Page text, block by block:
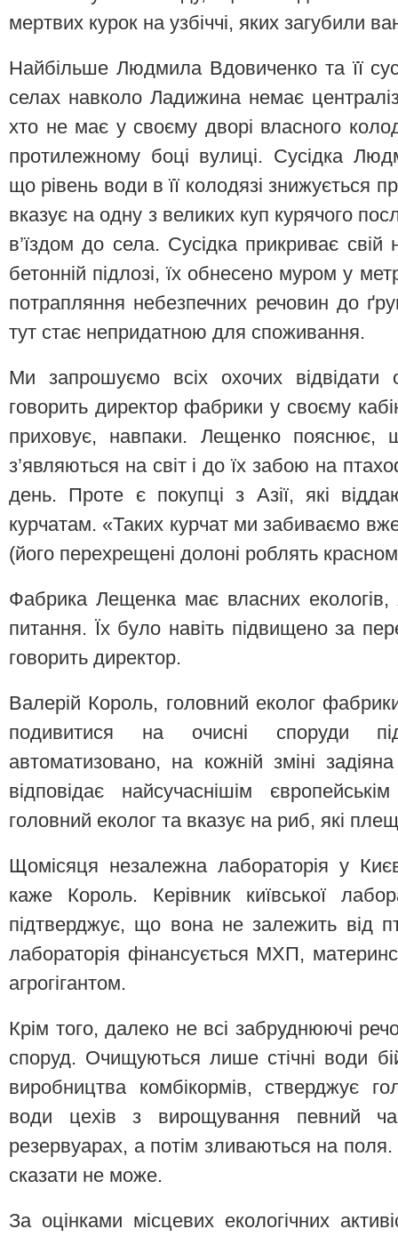
мертвих курок на узбіччі, яких загубили
Найбільше Людмила Вдовиченко та її
селах навколо Ладижина немає
хто не має у своєму дворі власного
протилежному боці вулиці. Сусідка
що рівень води в її колодязі знижується
вказує на одну з великих куп курячого
в’їздом до села. Сусідка прикриває
бетонній підлозі, їх обнесено муром у
потрапляння небезпечних речовин до
тут стає непридатною для споживання.
Ми запрошуємо всіх охочих відвідати
говорить директор фабрики у своєму
приховує, навпаки. Лещенко пояснює,
з’являються на світ і до їх забою на
день. Проте є покупці з Азії, які
курчатам. «Таких курчат ми забиваємо
(його перехрещені долоні роблять
Фабрика Лещенка має власних екологів,
питання. Їх було навіть підвищено за
говорить директор.
Валерій Король, головний еколог
подивитися на очисні споруди
автоматизовано, на кожній зміні
відповідає найсучаснішім
головний еколог та вказує на риб, які
Щомісяця незалежна лабораторія у
каже Король. Керівник київської
підтверджує, що вона не залежить від
лабораторія фінансується МХП,
агрогігантом.
Крім того, далеко не всі забруднюючі
споруд. Очищуються лише стічні води
виробництва комбікормів, стверджує
води цехів з вирощування певний
резервуарах, а потім зливаються на
сказати не може.
За оцінками місцевих екологічних